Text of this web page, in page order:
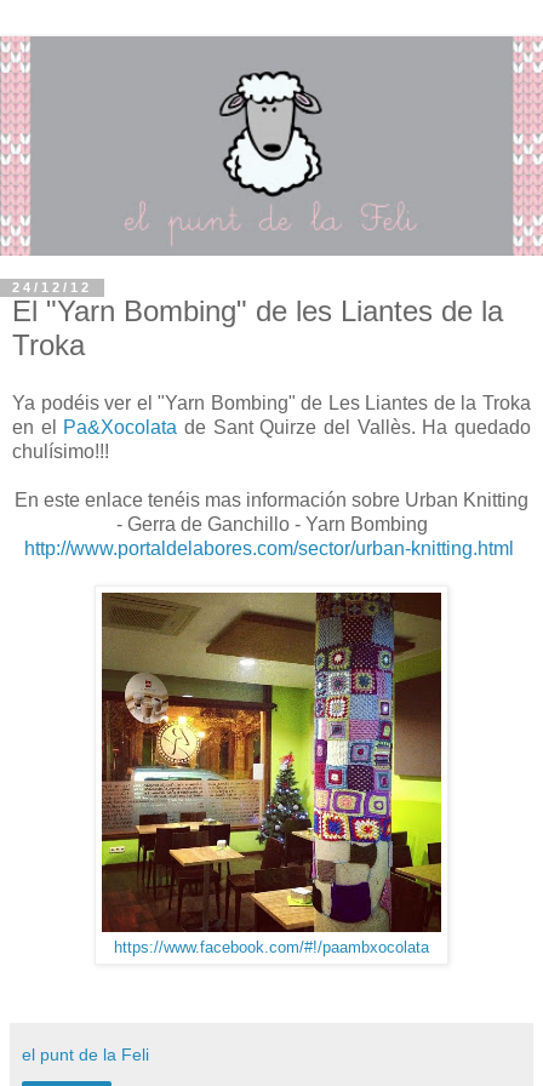
24/12/12
El "Yarn Bombing" de les Liantes de la
Troka
Ya podéis ver el "Yarn Bombing" de Les Liantes de la Troka
en el Pa&Xocolata de Sant Quirze del Vallès. Ha quedado
chulísimo!!!
En este enlace tenéis mas información sobre Urban Knitting
- Gerra de Ganchillo - Yarn Bombing
http://www.portaldelabores.com/sector/urban-knitting.html
https://www.facebook.com/#!/paambxocolata
el punt de la Feli